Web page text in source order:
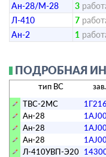
Ан-28/M-28
3
Л-410
7
Ан-2
1
ПОДРОБНАЯ
тип ВС
ТВС-2МС
Ан-28
Ан-28
Ан-28
Л-410УВП-Э20